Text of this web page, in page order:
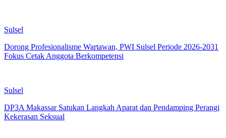
Sulsel
Dorong Profesionalisme Wartawan, PWI Sulsel Periode 2026-2031
Fokus Cetak Anggota Berkompetensi
Sulsel
DP3A Makassar Satukan Langkah Aparat dan Pendamping Perangi
Kekerasan Seksual